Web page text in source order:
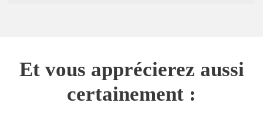
Et vous apprécierez aussi
certainement :